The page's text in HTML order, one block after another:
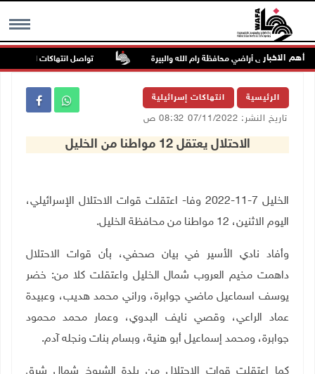
MENU أهم الاخبار تواصل انتهاكات الاحتلال
الرئيسية انتهاكات إسرائيلية
تاريخ النشر: 07/11/2022 08:32 ص
الاحتلال يعتقل 12 مواطنا من الخليل
الخليل 7-11-2022 وفا- اعتقلت قوات الاحتلال الإسرائيلي،
اليوم الاثنين، 12 مواطنا من محافظة الخليل.
وأفاد نادي الأسير في بيان صحفي، بأن قوات الاحتلال
داهمت مخيم العروب شمال الخليل واعتقلت كلا من: خضر
يوسف اسماعيل ماضي جوابرة، وراني محمد هديب، وعبيدة
عماد الراعي، وقصي نايف البدوي، وعمار محمد محمود
جوابرة، ومحمد إسماعيل أبو هنية، وبسام بنات ونجله آدم.
كما اعتقلت قوات الاحتلال من بلدة الشيوخ شمال شرق